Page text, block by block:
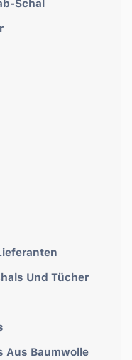
Und Tücher
Aus Baumwolle